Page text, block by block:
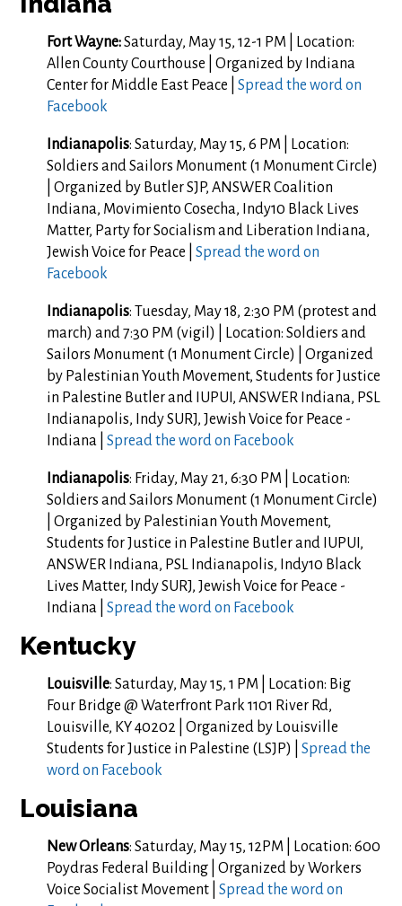
Fort Wayne:Saturday, May 15, 12-1 PM | Location:
Allen County Courthouse | Organized by Indiana
Center for Middle East Peace |Spread the word on
Facebook
Indianapolis: Saturday, May 15, 6 PM | Location:
Soldiers and Sailors Monument (1 Monument Circle)
| Organized by Butler SJP, ANSWER Coalition
Indiana, Movimiento Cosecha, Indy10 Black Lives
Matter, Party for Socialism and Liberation Indiana,
Jewish Voice for Peace |Spread the word on
Facebook
Indianapolis: Tuesday, May 18, 2:30 PM (protest and
march) and 7:30 PM (vigil) | Location: Soldiers and
Sailors Monument (1 Monument Circle) | Organized
by Palestinian Youth Movement,Students for Justice
in Palestine Butler and IUPUI, ANSWER Indiana, PSL
Indianapolis, Indy SURJ, Jewish Voice for Peace -
Indiana |Spread the word on Facebook
Indianapolis: Friday, May 21, 6:30 PM | Location:
Soldiers and Sailors Monument (1 Monument Circle)
| Organized by Palestinian Youth Movement,
Students for Justice in Palestine Butler and IUPUI,
ANSWER Indiana, PSL Indianapolis, Indy10 Black
Lives Matter, Indy SURJ, Jewish Voice for Peace -
Indiana |Spread the word on Facebook
Kentucky
Louisville: Saturday, May 15, 1 PM | Location: Big
Four Bridge @ Waterfront Park 1101 River Rd,
Louisville, KY 40202 | Organized by Louisville
Students for Justice in Palestine (LSJP) |Spread the
word on Facebook
Louisiana
New Orleans: Saturday, May 15, 12PM | Location: 600
Poydras Federal Building | Organized by Workers
Voice Socialist Movement |Spread the word on